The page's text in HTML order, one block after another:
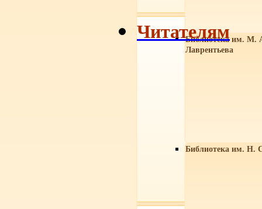
Библиотека им. М.
Лаврентьева
Библиотека им. Н.
Читателям